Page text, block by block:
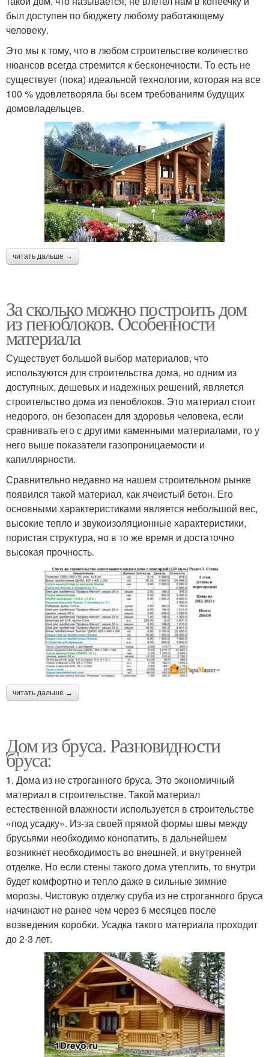
был доступен по бюджету любому работающему
человеку.
Это мы к тому, что в любом строительстве количество
нюансов всегда стремится к бесконечности. То есть не
существует (пока) идеальной технологии, которая на все
100 % удовлетворяла бы всем требованиям будущих
домовладельцев.
читать дальше →
За сколько можно построить дом
из пеноблоков. Особенности
материала
Существует большой выбор материалов, что
используются для строительства дома, но одним из
доступных, дешевых и надежных решений, является
строительство дома из пеноблоков. Это материал стоит
недорого, он безопасен для здоровья человека, если
сравнивать его с другими каменными материалами, то у
него выше показатели газопроницаемости и
капиллярности.
Сравнительно недавно на нашем строительном рынке
появился такой материал, как ячеистый бетон. Его
основными характеристиками является небольшой вес,
высокие тепло и звукоизоляционные характеристики,
пористая структура, но в то же время и достаточно
высокая прочность.
читать дальше →
Дом из бруса. Разновидности
бруса:
1. Дома из не строганного бруса. Это экономичный
материал в строительстве. Такой материал
естественной влажности используется в строительстве
«под усадку». Из-за своей прямой формы швы между
брусьями необходимо конопатить, в дальнейшем
возникнет необходимость во внешней, и внутренней
отделке. Но если стены такого дома утеплить, то внутри
будет комфортно и тепло даже в сильные зимние
морозы. Чистовую отделку сруба из не строганного бруса
начинают не ранее чем через 6 месяцев после
возведения коробки. Усадка такого материала проходит
до 2-3 лет.